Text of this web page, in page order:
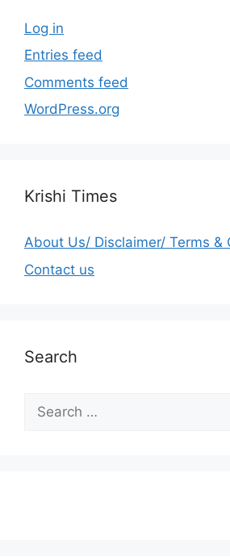
Log in
Entries feed
Comments feed
WordPress.org
Krishi Times
About Us/ Disclaimer/ Terms &
Contact us
Search